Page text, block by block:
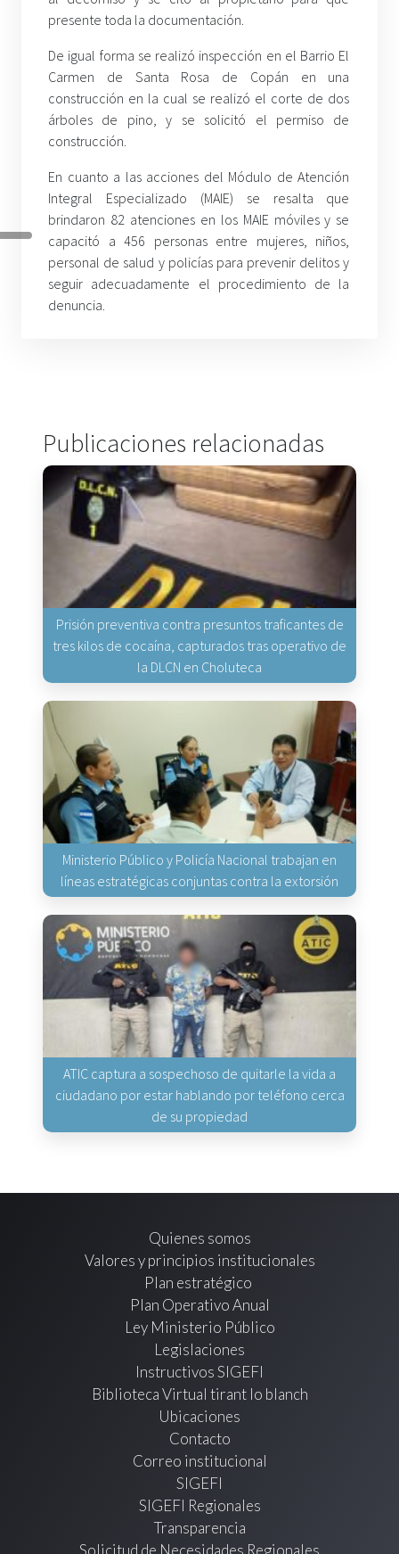
presente toda la documentación.
De igual forma se realizó inspección en el Barrio El
Carmen de Santa Rosa de Copán en una
construcción en la cual se realizó el corte de dos
árboles de pino, y se solicitó el permiso de
construcción.
En cuanto a las acciones del Módulo de Atención
Integral Especializado (MAIE) se resalta que
brindaron 82 atenciones en los MAIE móviles y se
capacitó a 456 personas entre mujeres, niños,
personal de salud y policías para prevenir delitos y
seguir adecuadamente el procedimiento de la
denuncia.
Publicaciones relacionadas
Prisión preventiva contra presuntos traficantes de
tres kilos de cocaína, capturados tras operativo de
la DLCN en Choluteca
Ministerio Público y Policía Nacional trabajan en
líneas estratégicas conjuntas contra la extorsión
ATIC captura a sospechoso de quitarle la vida a
ciudadano por estar hablando por teléfono cerca
de su propiedad
Quienes somos
Valores y principios institucionales
Plan estratégico
Plan Operativo Anual
Ley Ministerio Público
Legislaciones
Instructivos SIGEFI
Biblioteca Virtual tirant lo blanch
Ubicaciones
Contacto
Correo institucional
SIGEFI
SIGEFI Regionales
Transparencia
Solicitud de Necesidades Regionales